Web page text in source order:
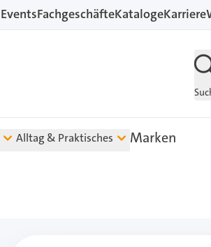
EventsFachgeschäfteKatalogeKarriere
Alltag & Praktisches Marken